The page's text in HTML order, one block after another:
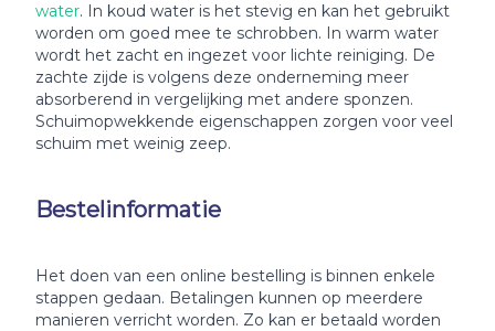
water. In koud water is het stevig en kan het gebruikt
worden om goed mee te schrobben. In warm water
wordt het zacht en ingezet voor lichte reiniging. De
zachte zijde is volgens deze onderneming meer
absorberend in vergelijking met andere sponzen.
Schuimopwekkende eigenschappen zorgen voor veel
schuim met weinig zeep.
Bestelinformatie
Het doen van een online bestelling is binnen enkele
stappen gedaan. Betalingen kunnen op meerdere
manieren verricht worden. Zo kan er betaald worden